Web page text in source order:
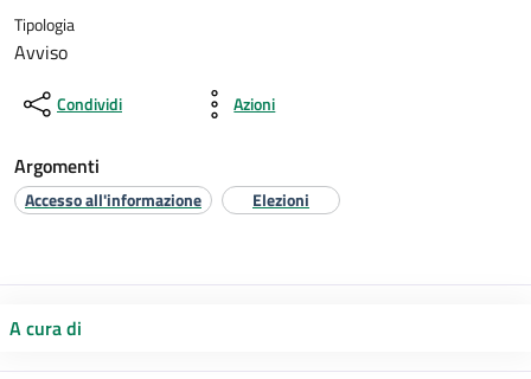
Tipologia
Avviso
Condividi Azioni
Argomenti
Accesso all'informazione Elezioni
A cura di